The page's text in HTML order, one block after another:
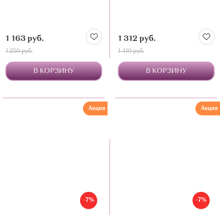
1 163 руб.
1 250 руб.
В КОРЗИНУ
1 312 руб.
1 410 руб.
В КОРЗИНУ
-7%
Акция
-7%
Акция